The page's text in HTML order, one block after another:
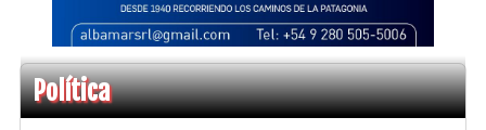
Política